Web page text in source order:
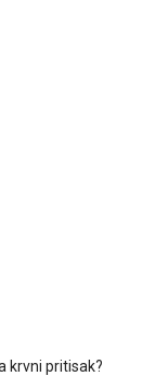
krvni pritisak?